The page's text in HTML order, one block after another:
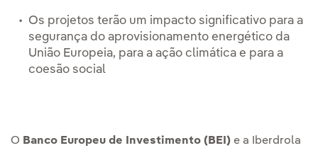
Os projetos terão um impacto significativo para a
segurança do aprovisionamento energético da
União Europeia, para a ação climática e para a
coesão social
O Banco Europeu de Investimento (BEI) e a Iberdrola